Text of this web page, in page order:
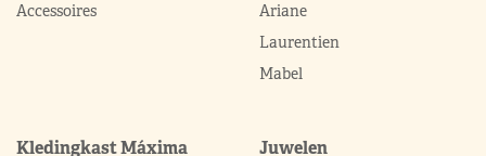
Accessoires
Ariane
Laurentien
Mabel
Kledingkast Máxima Juwelen